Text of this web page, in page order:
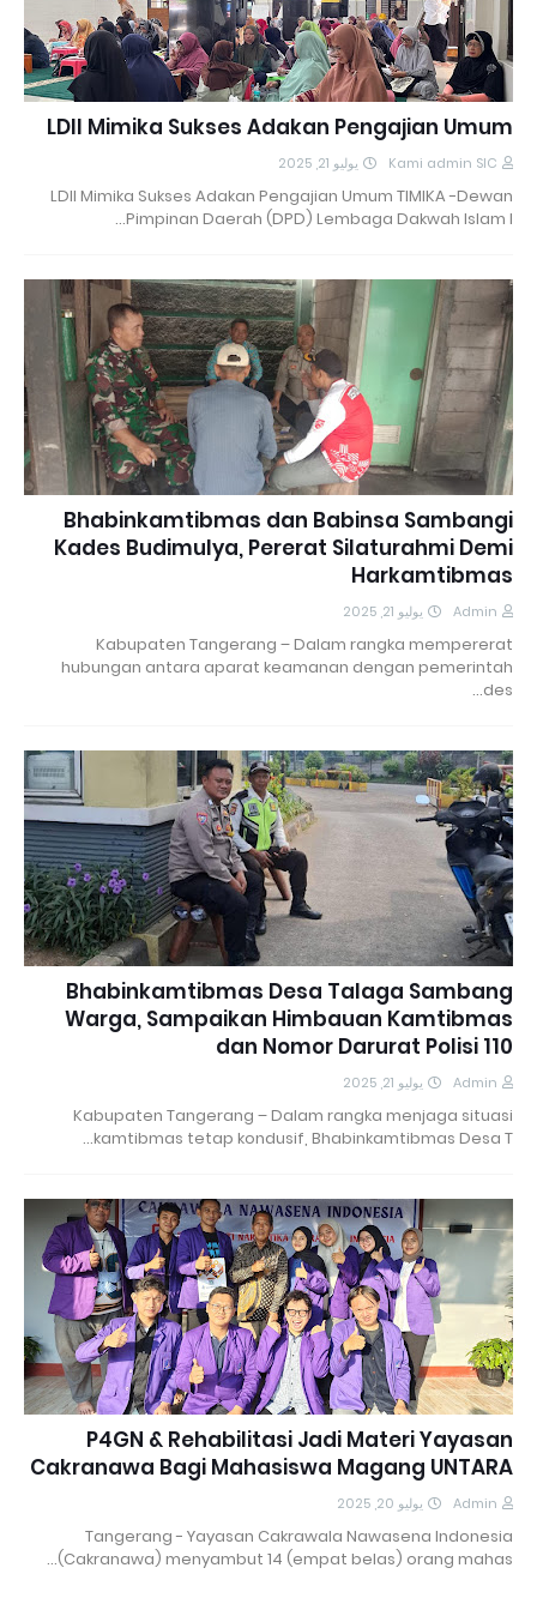
LDII Mimika Sukses Adakan Pengajian Umum
Kami admin SIC يوليو 21, 2025
LDII Mimika Sukses Adakan Pengajian Umum TIMIKA -Dewan
Pimpinan Daerah (DPD) Lembaga Dakwah Islam I…
Bhabinkamtibmas dan Babinsa Sambangi
Kades Budimulya, Pererat Silaturahmi Demi
Harkamtibmas
Admin يوليو 21, 2025
Kabupaten Tangerang – Dalam rangka mempererat
hubungan antara aparat keamanan dengan pemerintah
des…
Bhabinkamtibmas Desa Talaga Sambang
Warga, Sampaikan Himbauan Kamtibmas
dan Nomor Darurat Polisi 110
Admin يوليو 21, 2025
Kabupaten Tangerang – Dalam rangka menjaga situasi
kamtibmas tetap kondusif, Bhabinkamtibmas Desa T…
P4GN & Rehabilitasi Jadi Materi Yayasan
Cakranawa Bagi Mahasiswa Magang UNTARA
Admin يوليو 20, 2025
Tangerang - Yayasan Cakrawala Nawasena Indonesia
(Cakranawa) menyambut 14 (empat belas) orang mahas…